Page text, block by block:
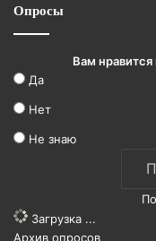
Опросы
Вам
Да
Нет
Не знаю
Загрузка ...
Архив опросов